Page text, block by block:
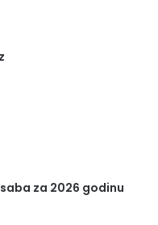
za 2026 godinu